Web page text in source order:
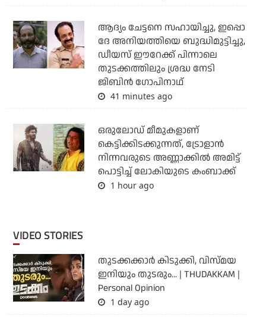
ആദ്യം ചേട്ടനെ സഹായിച്ചു, ഇപ്പൊ
ദേ അനിയത്തിയെ ബുദ്ധിമുട്ടിച്ചു,
ഡീയസ് ഈറേക്ക് പിന്നാലെ
തുടക്കത്തിലും ശ്രദ്ധ നേടി
ജിബിന്‍ ഗോപിനാഥ്
41 minutes ago
ഒരുലോഡ് മീമുകളാണ്
കെട്ടിക്കിടക്കുന്നത്, ട്രോളാന്‍
നിന്നവരുടെ അണ്ണാക്കില്‍ അമിട്ട്
പൊട്ടിച്ച് ലോകിയുടെ കംബാക്ക്
1 hour ago
VIDEO STORIES
തുടക്കക്കാര്‍ കിടുക്കി, വിസ്മയ
ഇനിയും തുടരും... | THUDAKKAM |
Personal Opinion
1 day ago